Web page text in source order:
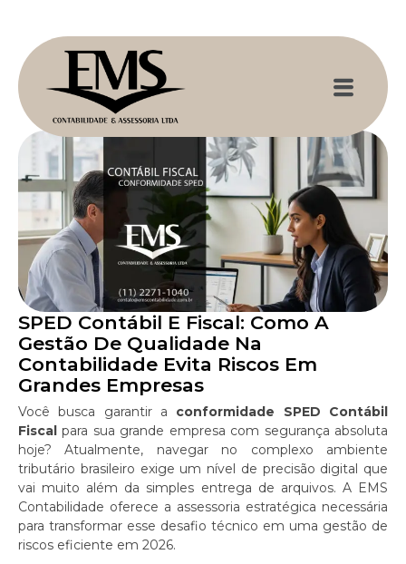
SPED Contábil E Fiscal: Como A
Gestão De Qualidade Na
Contabilidade Evita Riscos Em
Grandes Empresas
Você busca garantir a conformidade SPED Contábil
Fiscal para sua grande empresa com segurança absoluta
hoje? Atualmente, navegar no complexo ambiente
tributário brasileiro exige um nível de precisão digital que
vai muito além da simples entrega de arquivos. A EMS
Contabilidade oferece a assessoria estratégica necessária
para transformar esse desafio técnico em uma gestão de
riscos eficiente em 2026.